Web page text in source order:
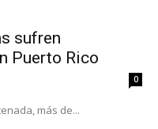
sufren
Puerto Rico
0
más de...